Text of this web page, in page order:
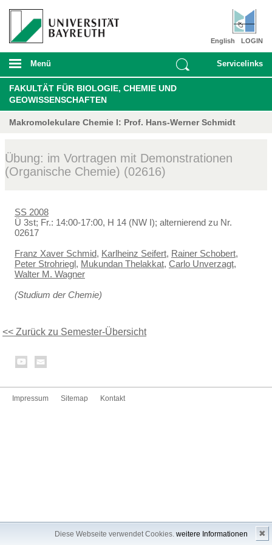
Diese Webseite verwendet Cookies. weitere Informationen ✖
LOGIN
English
Menü Servicelinks
FAKULTÄT FÜR BIOLOGIE, CHEMIE UND
GEOWISSENSCHAFTEN
Makromolekulare Chemie I: Prof. Hans-Werner Schmidt
Übung: im Vortragen mit Demonstrationen
(Organische Chemie) (02616)
SS 2008
Ü 3st; Fr.: 14:00-17:00, H 14 (NW I); alternierend zu Nr.
02617
Franz Xaver Schmid, Karlheinz Seifert, Rainer Schobert,
Peter Strohriegl, Mukundan Thelakkat, Carlo Unverzagt,
Walter M. Wagner
(Studium der Chemie)
<< Zurück zu Semester-Übersicht
Impressum Sitemap Kontakt